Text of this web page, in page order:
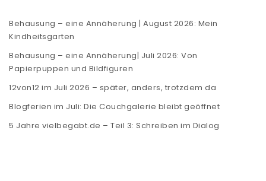
Behausung – eine Annäherung | August 2026: Mein
Kindheitsgarten
Behausung – eine Annäherung| Juli 2026: Von
Papierpuppen und Bildfiguren
12von12 im Juli 2026 – später, anders, trotzdem da
Blogferien im Juli: Die Couchgalerie bleibt geöffnet
5 Jahre vielbegabt.de – Teil 3: Schreiben im Dialog